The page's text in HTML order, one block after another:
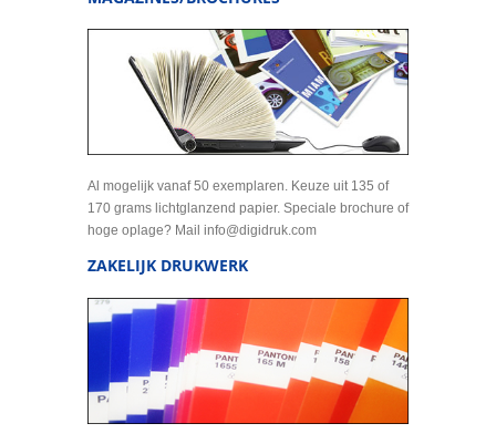
Al mogelijk vanaf 50 exemplaren. Keuze uit 135 of
170 grams lichtglanzend papier. Speciale brochure of
hoge oplage? Mail info@digidruk.com
ZAKELIJK DRUKWERK